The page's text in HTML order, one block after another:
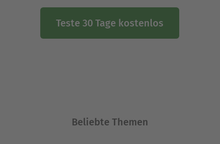
Teste 30 Tage kostenlos
Beliebte Themen